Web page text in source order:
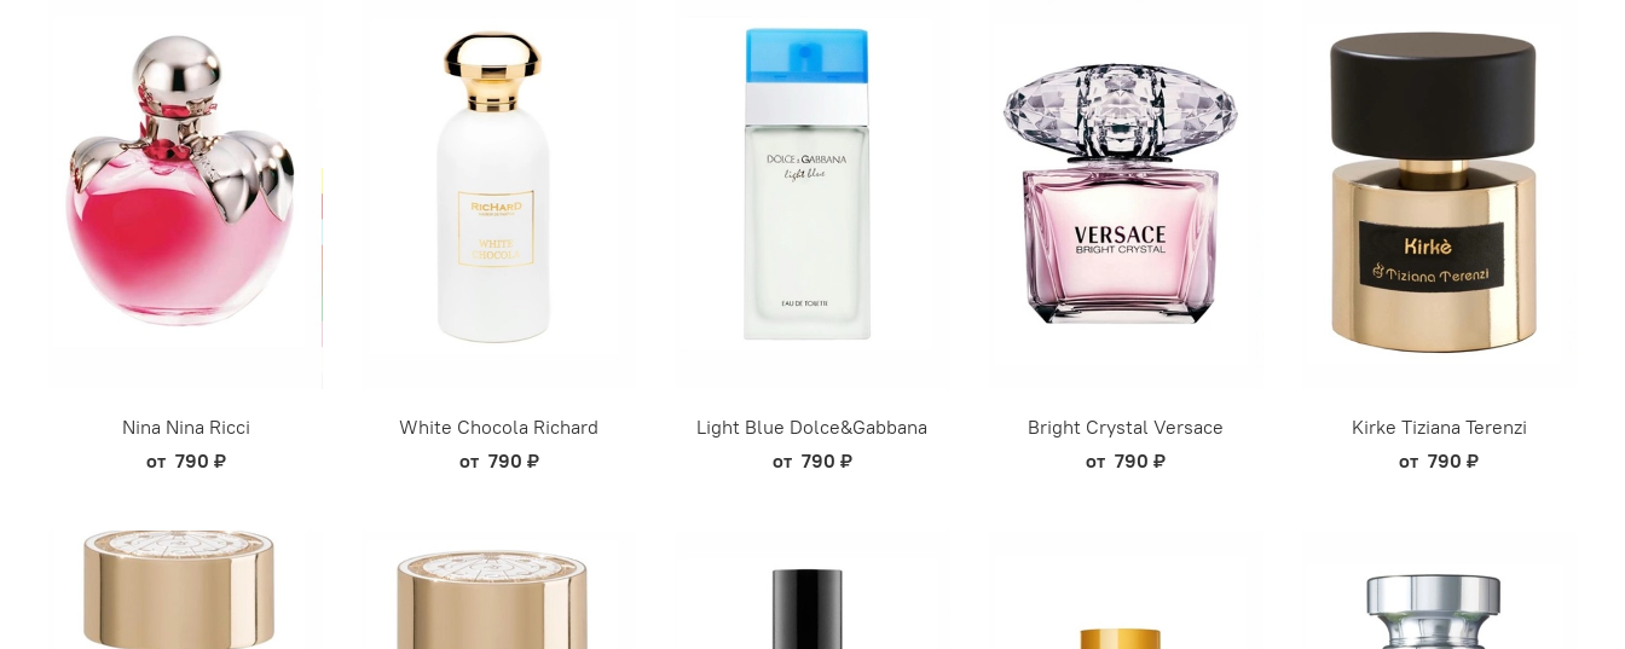
Nina Nina Ricci
от 790 ₽
White Chocola Richard
от 790 ₽
Light Blue Dolce&Gabbana
от 790 ₽
Bright Crystal Versace
от 790 ₽
Kirke Tiziana Terenzi
от 790 ₽